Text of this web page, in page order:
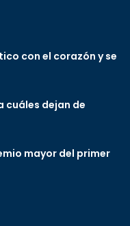
con el corazón y se
cuáles dejan de
mayor del primer